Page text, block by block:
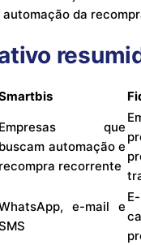
da
Empresas que
buscam automação e
recompra recorrente
e-mail e